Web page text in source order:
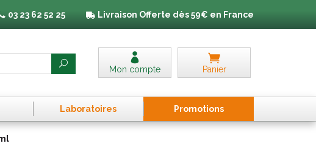
03 23 62 52 25 Livraison Offerte dès 59€ en France
Mon compte Panier
Laboratoires Promotions